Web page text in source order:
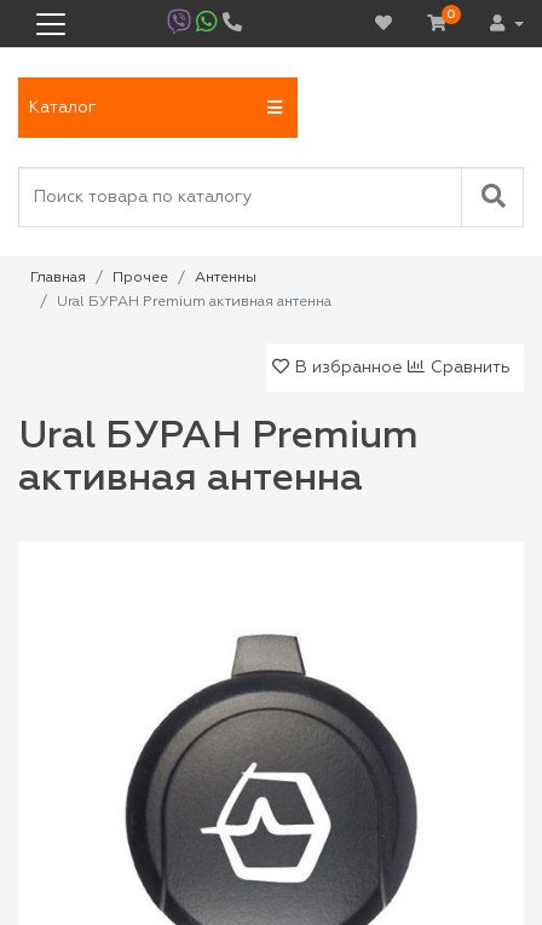
0
Каталог
Главная Прочее
Антенны
Ural БУРАН Premium активная антенна
В избранное Сравнить
Ural БУРАН Premium
активная антенна